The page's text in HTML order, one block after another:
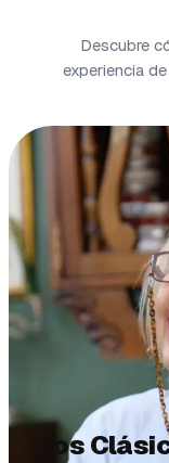
Descubre
experiencia
Los